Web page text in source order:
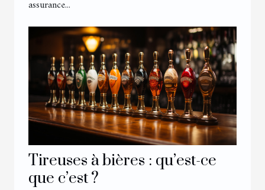
assurance...
Tireuses à bières : qu’est-ce
que c’est ?